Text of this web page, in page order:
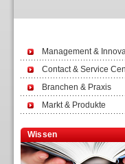
Management &
Contact & Service
Branchen & Praxis
Markt & Produkte
Wissen